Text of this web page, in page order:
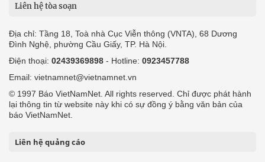
Liên hệ tòa soạn
Địa chỉ: Tầng 18, Toà nhà Cục Viễn thông (VNTA), 68 Dương
Đình Nghệ, phường Cầu Giấy, TP. Hà Nội.
Điện thoại: 02439369898 - Hotline: 0923457788
Email: vietnamnet@vietnamnet.vn
© 1997 Báo VietNamNet. All rights reserved. Chỉ được phát hành
lại thông tin từ website này khi có sự đồng ý bằng văn bản của
báo VietNamNet.
Liên hệ quảng cáo